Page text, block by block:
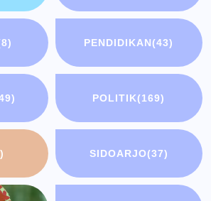
PENDIDIKAN(43)
POLITIK(169)
SIDOARJO(37)